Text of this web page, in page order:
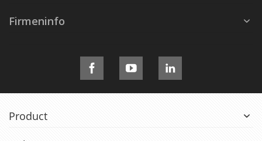
Firmeninfo
Product